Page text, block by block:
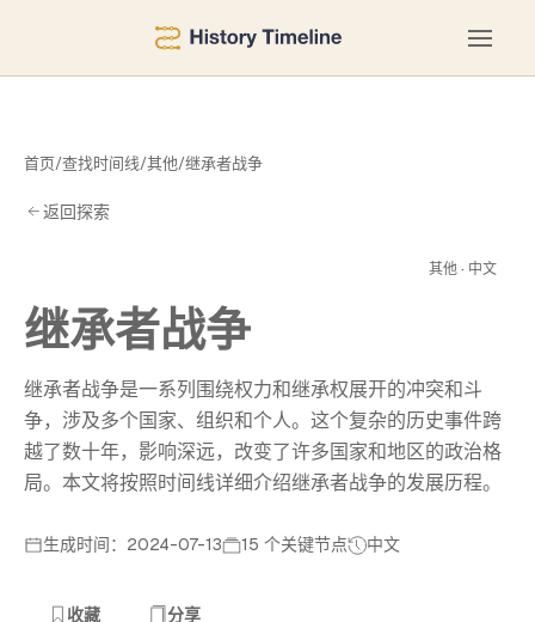
首页/查找时间线/其他/继承者战争
返回探索
其他 · 中文
继承者战争
继承者战争是一系列围绕权力和继承权展开的冲突和斗
争，涉及多个国家、组织和个人。这个复杂的历史事件跨
越了数十年，影响深远，改变了许多国家和地区的政治格
局。本文将按照时间线详细介绍继承者战争的发展历程。
生成时间：2024-07-13 15 个关键节点 中文
收藏 分享